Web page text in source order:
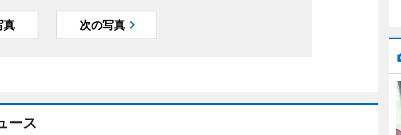
真 次の写真
ース